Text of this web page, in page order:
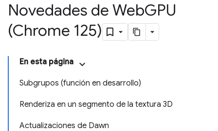
Novedades de WebGPU
(Chrome 125)
En esta página
Subgrupos (función en desarrollo)
Renderiza en un segmento de la textura 3D
Actualizaciones de Dawn